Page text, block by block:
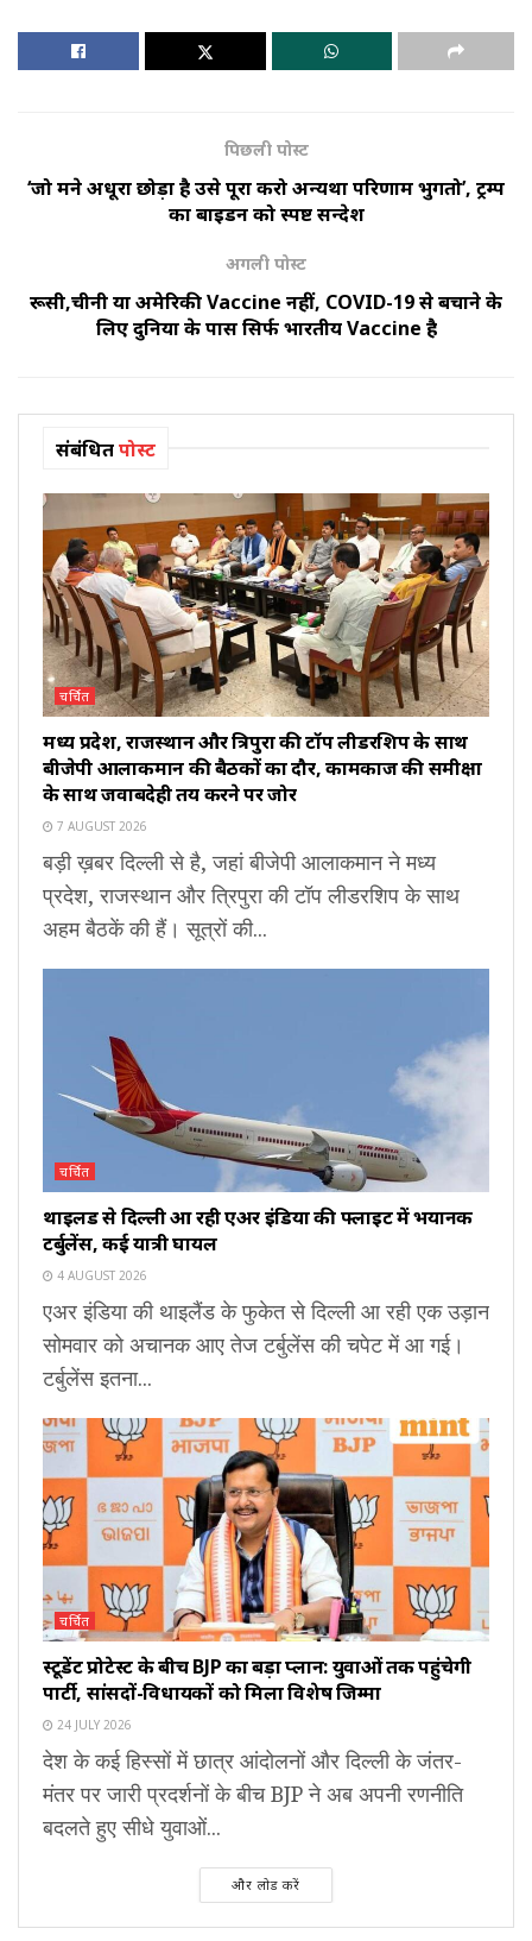
पिछली पोस्ट
‘जो मैंने अधूरा छोड़ा है उसे पूरा करो अन्यथा परिणाम भुगतो’, ट्रम्प
का बाइडन को स्पष्ट सन्देश
अगली पोस्ट
रूसी,चीनी या अमेरिकी Vaccine नहीं, COVID-19 से बचाने के
लिए दुनिया के पास सिर्फ भारतीय Vaccine है
संबंधितपोस्ट
चर्चित
मध्य प्रदेश, राजस्थान और त्रिपुरा की टॉप लीडरशिप के साथ
बीजेपी आलाकमान की बैठकों का दौर, कामकाज की समीक्षा
के साथ जवाबदेही तय करने पर जोर
7 AUGUST 2026
बड़ी ख़बर दिल्ली से है, जहां बीजेपी आलाकमान ने मध्य
प्रदेश, राजस्थान और त्रिपुरा की टॉप लीडरशिप के साथ
अहम बैठकें की हैं। सूत्रों की...
चर्चित
थाइलैंड से दिल्ली आ रही एअर इंडिया की फ्लाइट में भयानक
टर्बुलेंस, कई यात्री घायल
4 AUGUST 2026
एअर इंडिया की थाइलैंड के फुकेत से दिल्ली आ रही एक उड़ान
सोमवार को अचानक आए तेज टर्बुलेंस की चपेट में आ गई।
टर्बुलेंस इतना...
चर्चित
स्टूडेंट प्रोटेस्ट के बीच BJP का बड़ा प्लान: युवाओं तक पहुंचेगी
पार्टी, सांसदों-विधायकों को मिला विशेष जिम्मा
24 JULY 2026
देश के कई हिस्सों में छात्र आंदोलनों और दिल्ली के जंतर-
मंतर पर जारी प्रदर्शनों के बीच BJP ने अब अपनी रणनीति
बदलते हुए सीधे युवाओं...
और लोड करें